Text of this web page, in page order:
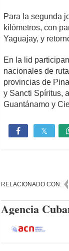
Para la segunda
kilómetros, con
Yaguajay, y
En la lid
nacionales de
provincias de
y Sancti Spíritus,
Guantánamo y
RELACIONADO CON:
Agencia